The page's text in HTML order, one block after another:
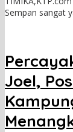
Sempan sangat
Joel,